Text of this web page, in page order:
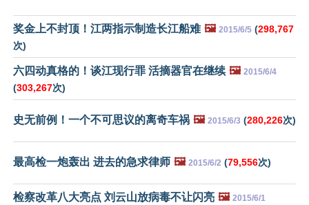
奖金上不封顶！江两指示制造长江船难 🖼️ 2015/6/5 (298,767
次)
六四动真格的！谈江现行罪 活摘器官在继续 🖼️ 2015/6/4
(303,267次)
史无前例！一个不可思议的离奇车祸 🖼️ 2015/6/3 (280,226次)
最高检一炮轰出 进去的急求律师 🖼️ 2015/6/2 (79,556次)
检察改革八大亮点 刘云山放病毒不让闪亮 🖼️ 2015/6/1